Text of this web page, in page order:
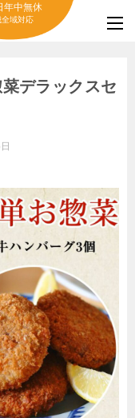
年中無休
全域対応
デラックスセ